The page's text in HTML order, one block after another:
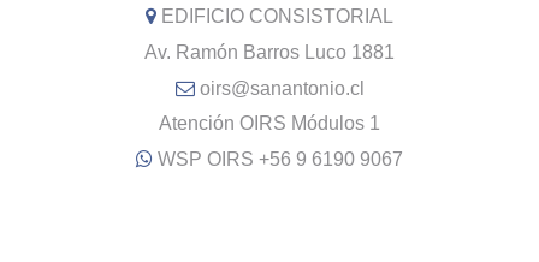
EDIFICIO CONSISTORIAL
Av. Ramón Barros Luco 1881
oirs@sanantonio.cl
Atención OIRS Módulos 1
WSP OIRS +56 9 6190 9067